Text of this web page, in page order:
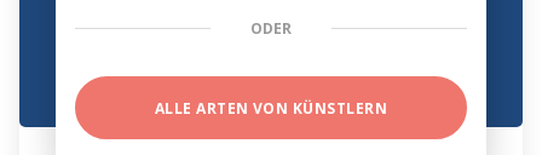
ODER
ALLE ARTEN VON KÜNSTLERN